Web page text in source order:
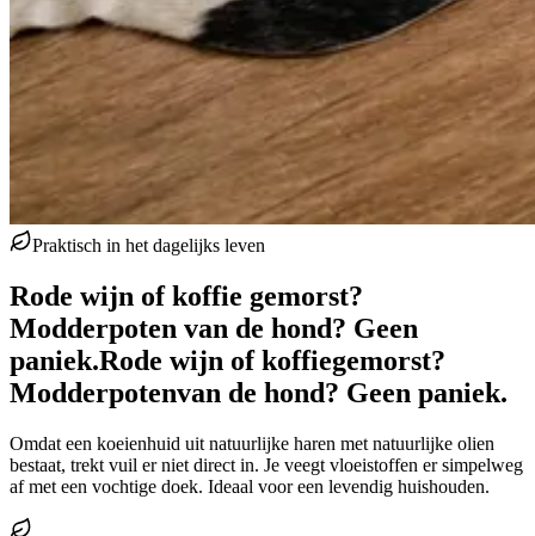
Praktisch in het dagelijks leven
Rode wijn of koffie gemorst?
Modderpoten van de hond? Geen
paniek.Rode wijn of koffiegemorst?
Modderpotenvan de hond? Geen paniek.
Omdat een koeienhuid uit natuurlijke haren met natuurlijke olien
bestaat, trekt vuil er niet direct in. Je veegt vloeistoffen er simpelweg
af met een vochtige doek. Ideaal voor een levendig huishouden.